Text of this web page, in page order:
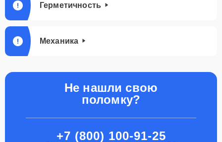
Герметичность
Механика
Не нашли свою
поломку?
+7 (800) 100-91-25